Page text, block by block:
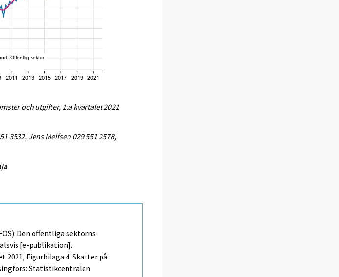
och utgifter, 1:a kvartalet 2021
3532, Jens Melfsen 029 551 2578,
Den offentliga sektorns
[e-publikation].
2021, Figurbilaga 4. Skatter på
Statistikcentralen